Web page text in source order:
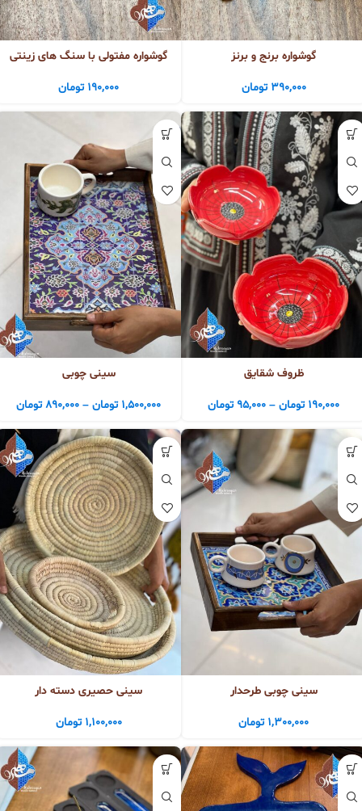
گوشواره برنج و برنز
390,000 تومان
گوشواره مفتولی با سنگ های زینتی
190,000 تومان
ظروف شقایق
190,000 تومان –
95,000 تومان
سینی چوبی
1,500,000 تومان –
890,000 تومان
سینی چوبی طرحدار
1,300,000 تومان
سینی حصیری دسته دار
1,100,000 تومان